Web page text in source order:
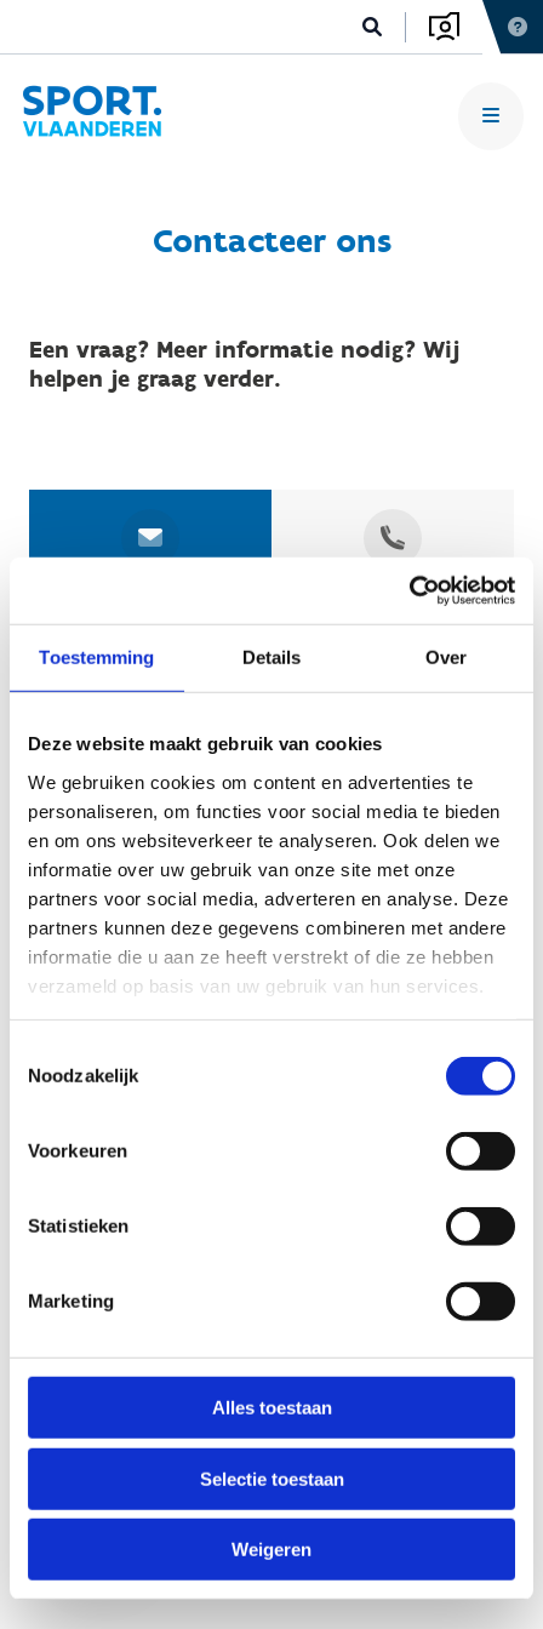
Toestemming Details Over
Deze website maakt gebruik van cookies
We gebruiken cookies om content en advertenties te
personaliseren, om functies voor social media te bieden
en om ons websiteverkeer te analyseren. Ook delen we
informatie over uw gebruik van onze site met onze
partners voor social media, adverteren en analyse. Deze
partners kunnen deze gegevens combineren met andere
informatie die u aan ze heeft verstrekt of die ze hebben
verzameld op basis van uw gebruik van hun services.
Noodzakelijk
Voorkeuren
Statistieken
Marketing
Alles toestaan
Selectie toestaan
Weigeren
Contacteer ons
Een vraag? Meer informatie nodig? Wij
helpen je graag verder.
Geef aan tot welk domein jouw vraag behoort
KIES EEN DOMEIN
Jouw vraag
Anti-Robot Verification
Click to start verification
Verzend